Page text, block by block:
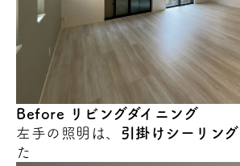
Before
リビングダイニング
左手の照明は、 引掛けシーリン
た